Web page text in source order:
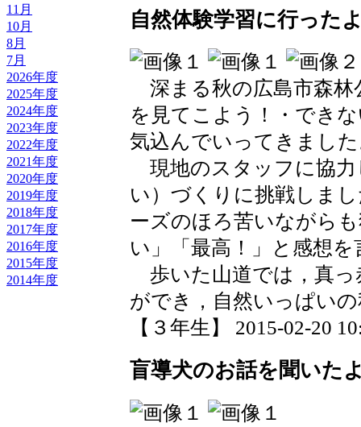
11月
10月
8月
7月
2026年度
2025年度
2024年度
2023年度
2022年度
2021年度
2020年度
2019年度
2018年度
2017年度
2016年度
2015年度
2014年度
自然体験学習に行った
深まる秋の広島市森林
を見てこよう！・でき
気込んでいってきまし
現地のスタッフに協力
い）づくりに挑戦しま
ーズのほろ苦いながら
い」「最高！」と感想
歩いた山道では，真っ
ができ，自然いっぱい
【３年生】 2015-02-20
盲導犬のお話を聞いた